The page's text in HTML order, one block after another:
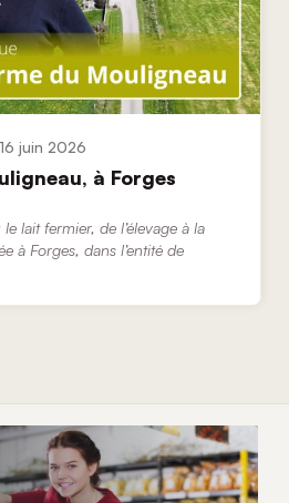
16 juin 2026
à Forges
lait fermier, de l’élevage à la
à Forges, dans l’entité de